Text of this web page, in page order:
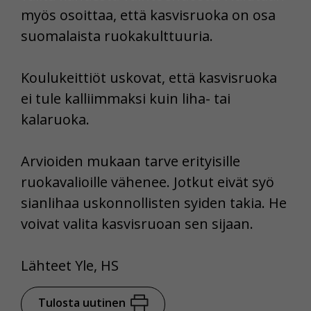
myös osoittaa, että kasvisruoka on osa
suomalaista ruokakulttuuria.
Koulukeittiöt uskovat, että kasvisruoka
ei tule kalliimmaksi kuin liha- tai
kalaruoka.
Arvioiden mukaan tarve erityisille
ruokavalioille vähenee. Jotkut eivät syö
sianlihaa uskonnollisten syiden takia. He
voivat valita kasvisruoan sen sijaan.
Lähteet Yle, HS
Tulosta uutinen